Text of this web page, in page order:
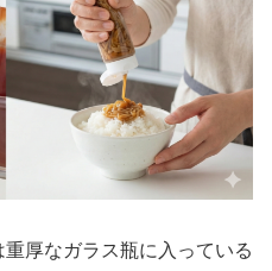
厚なガラス瓶に入っている